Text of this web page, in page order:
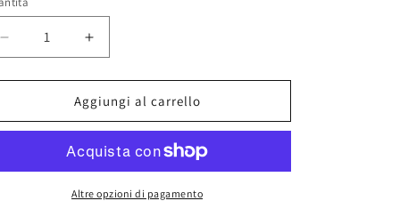
Diminuisci
quantità
per
11184
Aumenta
quantità
per
AK
11184
Blue
Aggiungi al carrello
Altre opzioni di pagamento